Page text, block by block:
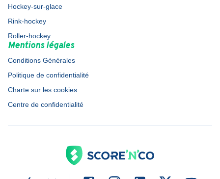
Hockey-sur-glace
Rink-hockey
Roller-hockey
Mentions légales
Conditions Générales
Politique de confidentialité
Charte sur les cookies
Centre de confidentialité